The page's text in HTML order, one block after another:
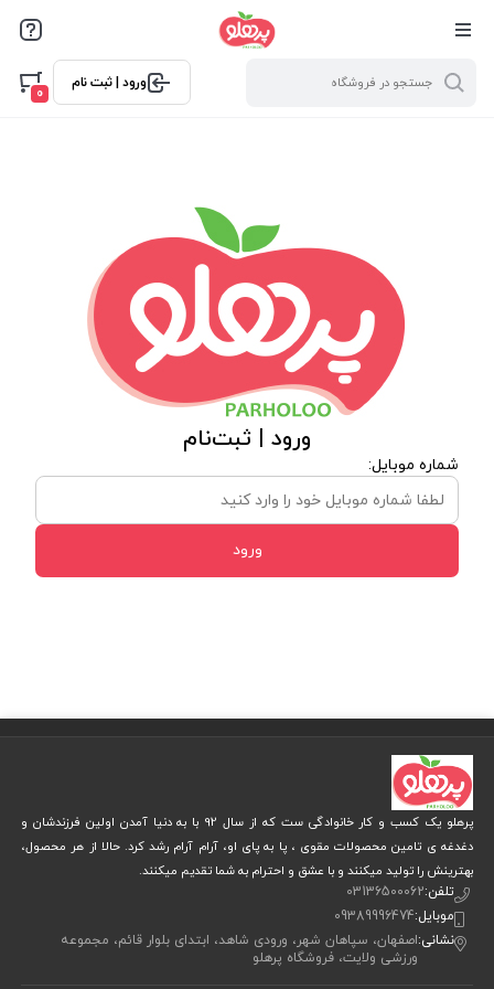
@media screen and (max-width: 500px) { .w-ch{bottom: 125px
!important; left:5px !important;} }
ورود | ثبت نام
0
ورود | ثبت‌نام
شماره موبایل:
ورود
پرهلو یک کسب و کار خانوادگی ست که از سال 92 با به دنیا آمدن اولین فرزندشان و
دغدغه ی تامین محصولات مقوی ، پا به پای او، آرام آرام رشد کرد. حالا از هر محصول،
بهترینش را تولید میکنند و با عشق و احترام به شما تقدیم میکنند.
تلفن:03136500062
موبایل:09389996474
نشانی:اصفهان، سپاهان شهر، ورودی شاهد، ابتدای بلوار قائم، مجموعه
ورزشی ولایت، فروشگاه پرهلو